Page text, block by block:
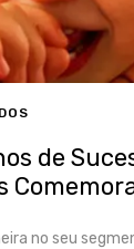
de
no seu